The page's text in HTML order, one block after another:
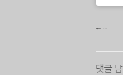
포
← …
댓글 남